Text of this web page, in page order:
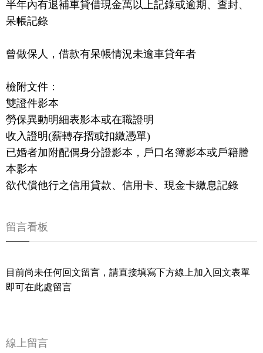
半年內有退補車貸借現金萬以上記錄或逾期、查封、
呆帳記錄
曾做保人，借款有呆帳情況未逾車貸年者
檢附文件：
雙證件影本
勞保異動明細表影本或在職證明
收入證明(薪轉存摺或扣繳憑單)
已婚者加附配偶身分證影本，戶口名簿影本或戶籍謄
本影本
欲代償他行之信用貸款、信用卡、現金卡繳息記錄
留言看板
目前尚未任何回文留言，請直接填寫下方線上加入回文表單
即可在此處留言
線上留言